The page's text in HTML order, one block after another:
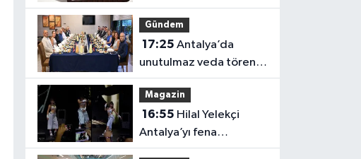
Coşar'dan Çocuk Yasası
tepkisi
Gündem
17:25
unutulmaz veda töreni!
Protokol buluştu
Magazin
16:55
Antalya’yı fena
“Hileledi”! O anlar